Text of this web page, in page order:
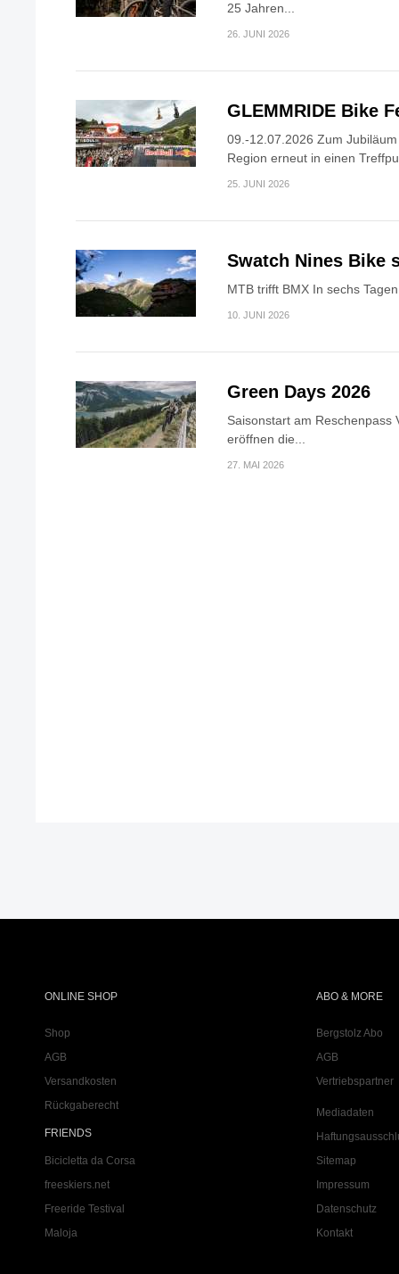
25 Jahren...
26. JUNI 2026
GLEMMRIDE Bike
09.-12.07.2026 Zum
Region erneut in einen
25. JUNI 2026
Swatch Nines Bike
MTB trifft BMX In sechs
10. JUNI 2026
Green Days 2026
Saisonstart am Reschenpass
eröffnen die...
27. MAI 2026
ONLINE SHOP
Shop
AGB
Versandkosten
Rückgaberecht
FRIENDS
Bicicletta da Corsa
freeskiers.net
Freeride Testival
Maloja
ABO & MORE
Bergstolz Abo
AGB
Vertriebspartner
Mediadaten
Sitemap
Impressum
Datenschutz
Kontakt